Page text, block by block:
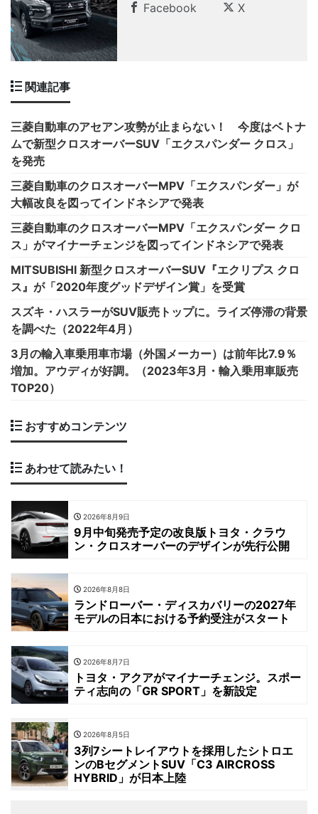
Facebook X
関連記事
三菱自動車のアセアン攻勢が止まらない！ 今度はベトナ
ムで新型クロスオーバーSUV「エクスパンダー クロス」
を発売
三菱自動車のクロスオーバーMPV「エクスパンダー」が
大幅改良を図ってインドネシアで発表
三菱自動車のクロスオーバーMPV「エクスパンダー クロ
ス」がマイナーチェンジを図ってインドネシアで発表
MITSUBISHI 新型クロスオーバーSUV『エクリプス クロ
ス』が「2020年度グッドデザイン賞」を受賞
スズキ・ハスラーがSUV販売トップに。ライズ停滞の背景
を調べた（2022年4月）
3月の輸入車乗用車市場（外国メーカー）は前年比7.9％
増加。アウディが好調。（2023年3月・輸入乗用車販売
TOP20）
おすすめコンテンツ
あわせて読みたい！
2026年8月9日
9月中旬発売予定の改良版トヨタ・クラウ
ン・クロスオーバーのデザインが先行公開
2026年8月8日
ランドローバー・ディスカバリーの2027年
モデルの日本における予約受注がスタート
2026年8月7日
トヨタ・アクアがマイナーチェンジ。スポー
ティ志向の「GR SPORT」を新設定
2026年8月5日
3列7シートレイアウトを採用したシトロエ
ンのBセグメントSUV「C3 AIRCROSS
HYBRID」が日本上陸